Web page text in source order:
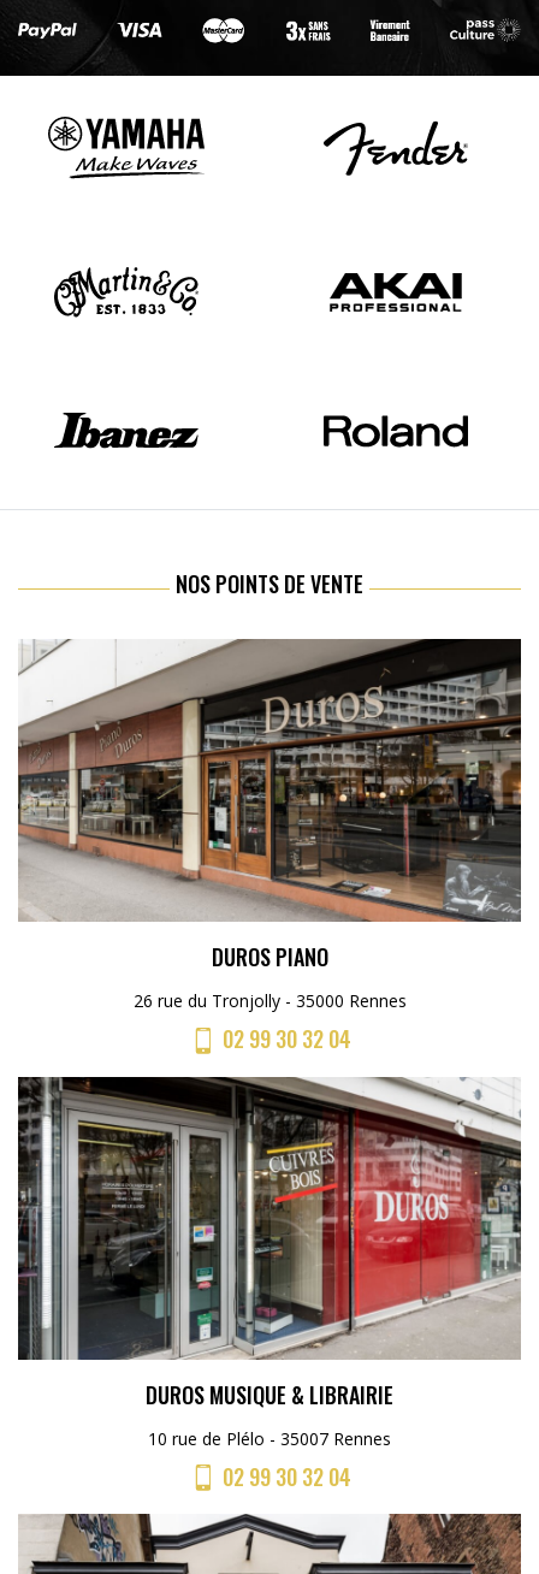
NOS POINTS DE VENTE
DUROS PIANO
26 rue du Tronjolly - 35000 Rennes
02 99 30 32 04
DUROS MUSIQUE & LIBRAIRIE
10 rue de Plélo - 35007 Rennes
02 99 30 32 04